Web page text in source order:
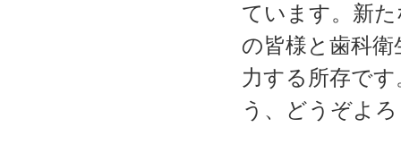
ています。新
の皆様と歯科
力する所存で
う、どうぞよ